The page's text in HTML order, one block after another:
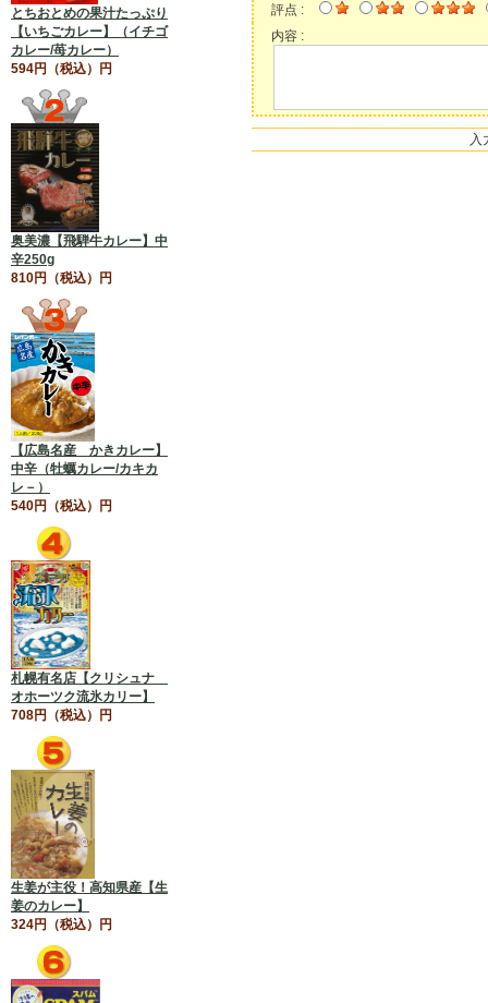
とちおとめの果汁たっぷり
【いちごカレー】（イチゴ
カレー/苺カレー）
594円（税込）円
奥美濃【飛騨牛カレー】中
辛250g
810円（税込）円
【広島名産 かきカレー】
中辛（牡蠣カレー/カキカ
レ－）
540円（税込）円
札幌有名店【クリシュナ
オホーツク流氷カリー】
708円（税込）円
生姜が主役！高知県産【生
姜のカレー】
324円（税込）円
評点 :
内容 :
入